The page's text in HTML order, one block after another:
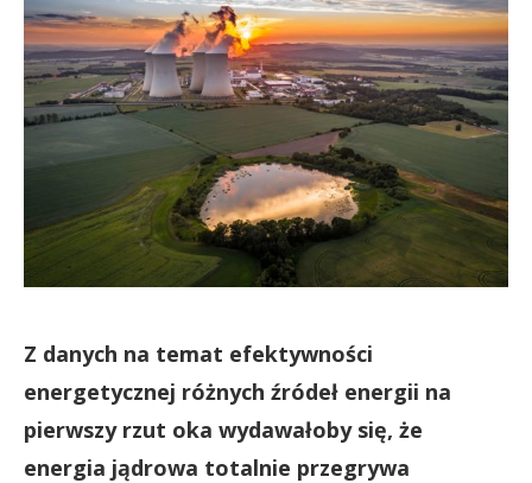
Z danych na temat efektywności
energetycznej różnych źródeł energii na
pierwszy rzut oka wydawałoby się, że
energia jądrowa totalnie przegrywa